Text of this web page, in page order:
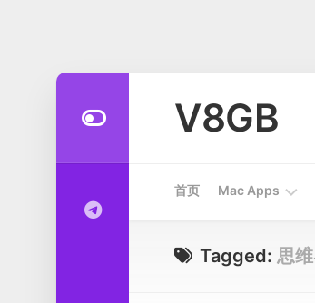
V8GB
首页 Mac Apps
Apps
Tagged: 思